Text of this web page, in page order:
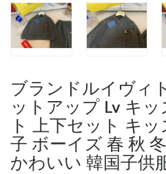
ブランドルイヴィ
ットアップ Lv キ
ト 上下セット キ
子 ボーイズ 春 秋
かわいい 韓国子供